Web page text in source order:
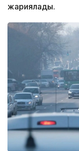
жариялады.